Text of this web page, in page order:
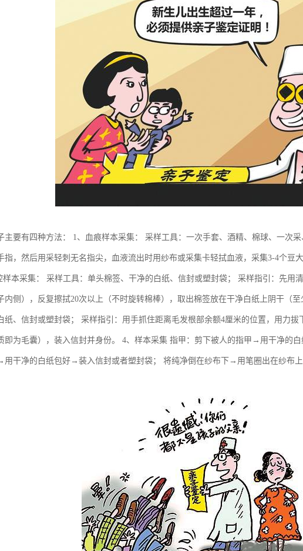
主要有四种方法： 1、血痕样本采集： 采样工具：一次手套、酒精、棉球、一次
指，然后用采轻刺无名指尖，血液流出时用纱布或采集卡轻拭血液，采集3-4个豆
样本采集： 采样工具：单头棉签、干净的白纸、信封或塑封袋； 采样指引：先用
内侧），反复擦拭20次以上（不时旋转棉棒），取出棉签放在干净白纸上阴干（
纸、信封或塑封袋； 采样指引：用手抓住距离毛发根部余额4厘米的位置，用力拔
即为毛囊），装入信封并身份。 4、样本采集 指甲：剪下被人的指甲→用干净的
用干净的白纸包好→装入信封或者塑封袋； 将纯净倒在纱布下→用笔圈出在纱布